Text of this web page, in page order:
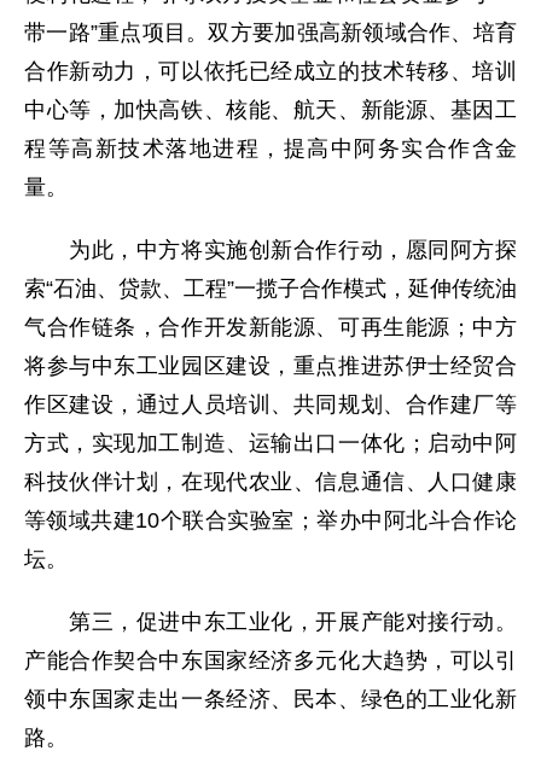
带一路”重点项目。双方要加强高新领域合作、培育
合作新动力，可以依托已经成立的技术转移、培训
中心等，加快高铁、核能、航天、新能源、基因工
程等高新技术落地进程，提高中阿务实合作含金
量。
为此，中方将实施创新合作行动，愿同阿方探
索“石油、贷款、工程”一揽子合作模式，延伸传统油
气合作链条，合作开发新能源、可再生能源；中方
将参与中东工业园区建设，重点推进苏伊士经贸合
作区建设，通过人员培训、共同规划、合作建厂等
方式，实现加工制造、运输出口一体化；启动中阿
科技伙伴计划，在现代农业、信息通信、人口健康
等领域共建10个联合实验室；举办中阿北斗合作论
坛。
第三，促进中东工业化，开展产能对接行动。
产能合作契合中东国家经济多元化大趋势，可以引
领中东国家走出一条经济、民本、绿色的工业化新
路。